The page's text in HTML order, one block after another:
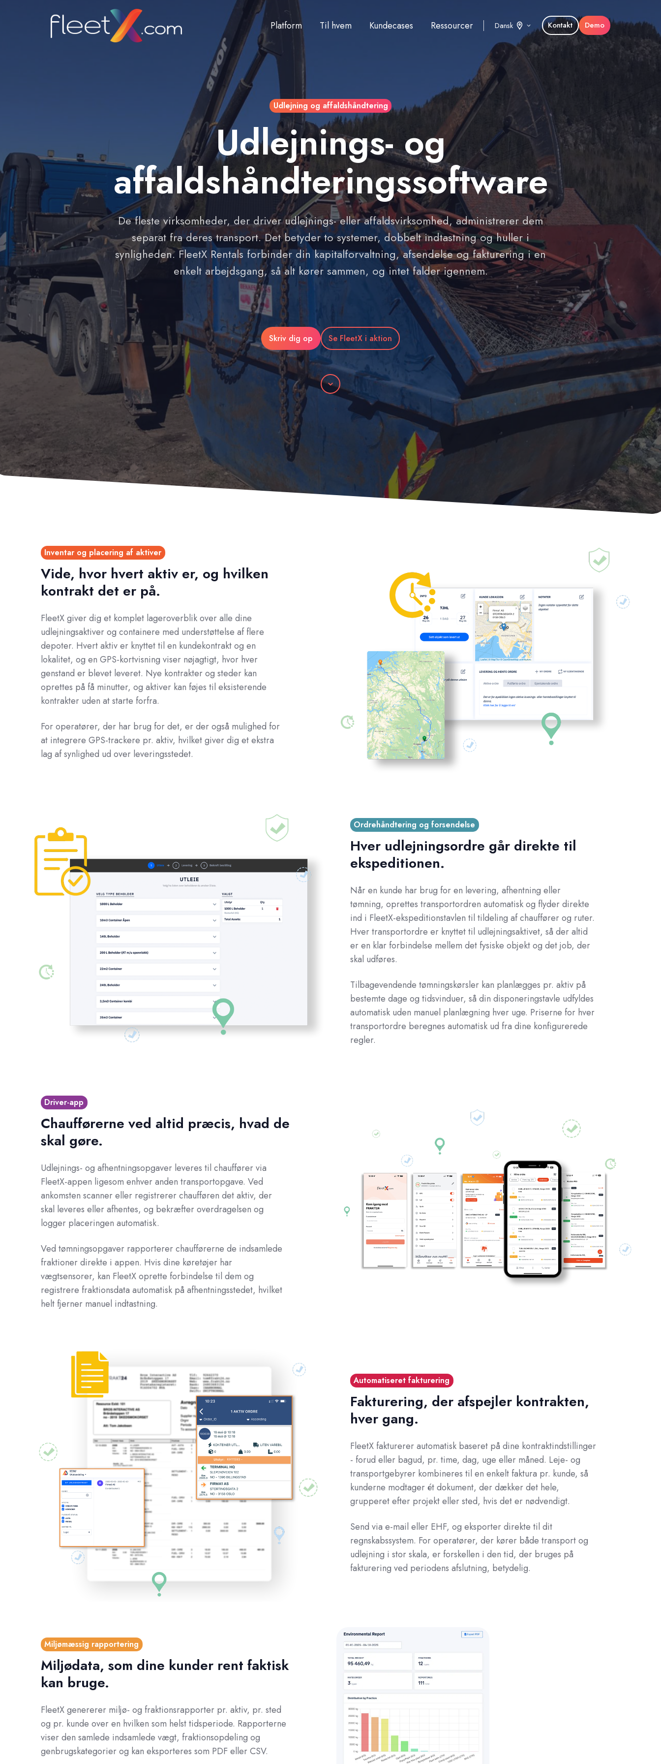
Platform Til hvem Kundecases Ressourcer Dansk Kontakt Demo
Udlejning og affaldshåndtering
Udlejnings- og
affaldshåndteringssoftware
De fleste virksomheder, der driver udlejnings- eller affaldsvirksomhed, administrerer dem
separat fra deres transport. Det betyder to systemer, dobbelt indtastning og huller i
synligheden. FleetX Rentals forbinder din kapitalforvaltning, afsendelse og fakturering i en
enkelt arbejdsgang, så alt kører sammen, og intet falder igennem.
Skriv dig op Se FleetX i aktion
Rulle
Inventar og placering af aktiver
Vide, hvor hvert aktiv er, og hvilken
kontrakt det er på.
FleetX giver dig et komplet lageroverblik over alle dine
udlejningsaktiver og containere med understøttelse af flere
depoter. Hvert aktiv er knyttet til en kundekontrakt og en
lokalitet, og en GPS-kortvisning viser nøjagtigt, hvor hver
genstand er blevet leveret. Nye kontrakter og steder kan
oprettes på få minutter, og aktiver kan føjes til eksisterende
kontrakter uden at starte forfra.
For operatører, der har brug for det, er der også mulighed for
at integrere GPS-trackere pr. aktiv, hvilket giver dig et ekstra
lag af synlighed ud over leveringsstedet.
Ordrehåndtering og forsendelse
Hver udlejningsordre går direkte til
ekspeditionen.
Når en kunde har brug for en levering, afhentning eller
tømning, oprettes transportordren automatisk og flyder direkte
ind i FleetX-ekspeditionstavlen til tildeling af chauffører og ruter.
Hver transportordre er knyttet til udlejningsaktivet, så der altid
er en klar forbindelse mellem det fysiske objekt og det job, der
skal udføres.
Tilbagevendende tømningskørsler kan planlægges pr. aktiv på
bestemte dage og tidsvinduer, så din disponeringstavle udfyldes
automatisk uden manuel planlægning hver uge. Priserne for hver
transportordre beregnes automatisk ud fra dine konfigurerede
regler.
Driver-app
Chaufførerne ved altid præcis, hvad de
skal gøre.
Udlejnings- og afhentningsopgaver leveres til chauffører via
FleetX-appen ligesom enhver anden transportopgave. Ved
ankomsten scanner eller registrerer chaufføren det aktiv, der
skal leveres eller afhentes, og bekræfter overdragelsen og
logger placeringen automatisk.
Ved tømningsopgaver rapporterer chaufførerne de indsamlede
fraktioner direkte i appen. Hvis dine køretøjer har
vægtsensorer, kan FleetX oprette forbindelse til dem og
registrere fraktionsdata automatisk på afhentningsstedet, hvilket
helt fjerner manuel indtastning.
Automatiseret fakturering
Fakturering, der afspejler kontrakten,
hver gang.
FleetX fakturerer automatisk baseret på dine kontraktindstillinger
- forud eller bagud, pr. time, dag, uge eller måned. Leje- og
transportgebyrer kombineres til en enkelt faktura pr. kunde, så
kunderne modtager ét dokument, der dækker det hele,
grupperet efter projekt eller sted, hvis det er nødvendigt.
Send via e-mail eller EHF, og eksporter direkte til dit
regnskabssystem. For operatører, der kører både transport og
udlejning i stor skala, er forskellen i den tid, der bruges på
fakturering ved periodens afslutning, betydelig.
Miljømæssig rapportering
Miljødata, som dine kunder rent faktisk
kan bruge.
FleetX genererer miljø- og fraktionsrapporter pr. aktiv, pr. sted
og pr. kunde over en hvilken som helst tidsperiode. Rapporterne
viser den samlede indsamlede vægt, fraktionsopdeling og
genbrugskategorier og kan eksporteres som PDF eller CSV.